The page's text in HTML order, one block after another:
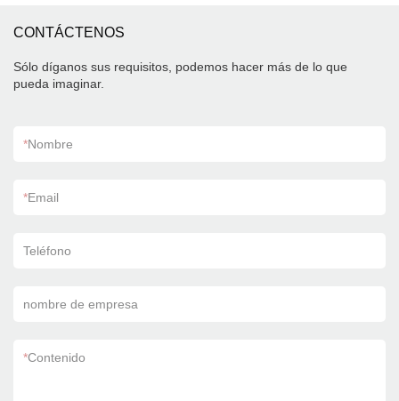
CONTÁCTENOS
Sólo díganos sus requisitos, podemos hacer más de lo que
pueda imaginar.
*Nombre
*Email
Teléfono
nombre de empresa
*Contenido